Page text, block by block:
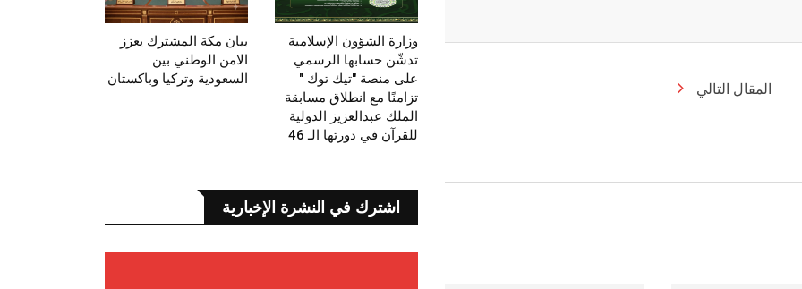
المقال التالي
وزارة الشؤون الإسلامية
تدشّن حسابها الرسمي
على منصة "تيك توك "
تزامنًا مع انطلاق مسابقة
الملك عبدالعزيز الدولية
للقرآن في دورتها الـ 46
بيان مكة المشترك يعزز
الامن الوطني بين
السعودية وتركيا وباكستان
اشترك في النشرة الإخبارية